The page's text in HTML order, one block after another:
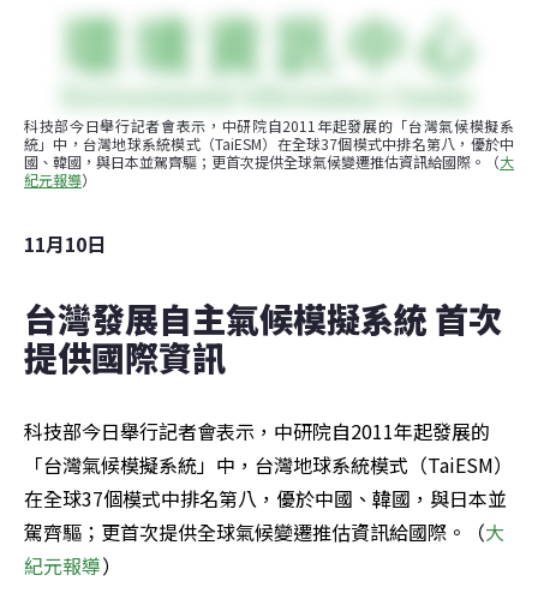
科技部今日舉行記者會表示，中研院自2011年起發展的「台灣氣候模擬系
統」中，台灣地球系統模式（TaiESM）在全球37個模式中排名第八，優於中
國、韓國，與日本並駕齊驅；更首次提供全球氣候變遷推估資訊給國際。（大
紀元報導）
11月10日
台灣發展自主氣候模擬系統 首次
提供國際資訊
科技部今日舉行記者會表示，中研院自2011年起發展的
「台灣氣候模擬系統」中，台灣地球系統模式（TaiESM）
在全球37個模式中排名第八，優於中國、韓國，與日本並
駕齊驅；更首次提供全球氣候變遷推估資訊給國際。（大
紀元報導）